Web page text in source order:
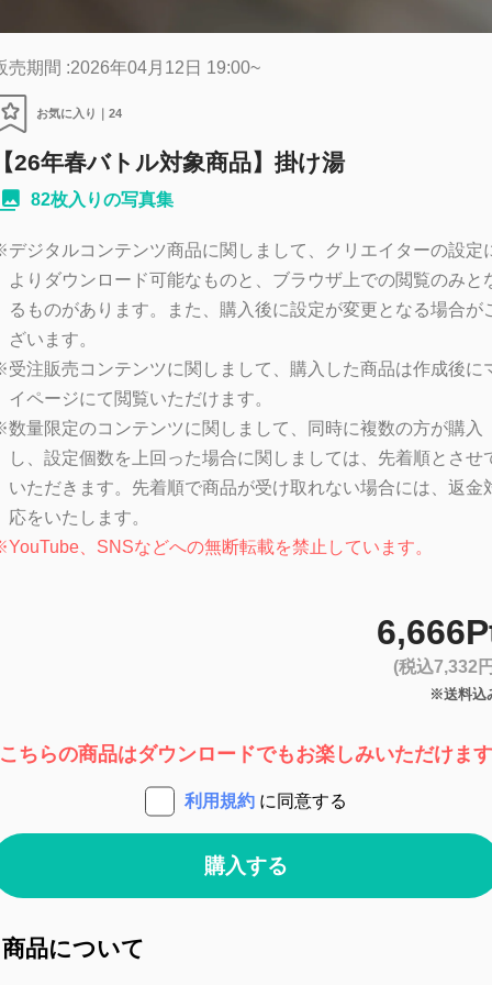
売期間 :2026年04月12日 19:00~
お気に入り｜ 24
26年春バトル対象商品】掛け湯
82枚入りの写真集
デジタルコンテンツ商品に関しまして、クリエイターの設定
よりダウンロード可能なものと、ブラウザ上での閲覧のみと
るものがあります。また、購入後に設定が変更となる場合が
ざいます。
受注販売コンテンツに関しまして、購入した商品は作成後に
イページにて閲覧いただけます。
数量限定のコンテンツに関しまして、同時に複数の方が購入
し、設定個数を上回った場合に関しましては、先着順とさせ
いただきます。先着順で商品が受け取れない場合には、返金
応をいたします。
YouTube、SNSなどへの無断転載を禁止しています。
(税込7,332
※送料込
こちらの商品はダウンロードでもお楽しみいただけます
利用規約 に同意する
購入する
商品について